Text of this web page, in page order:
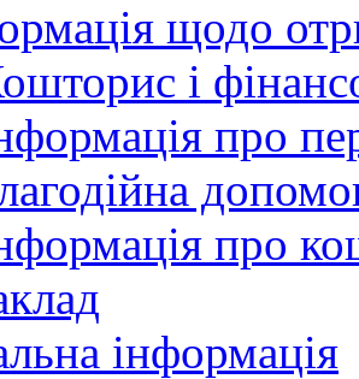
щодо
і
про
про
інформація